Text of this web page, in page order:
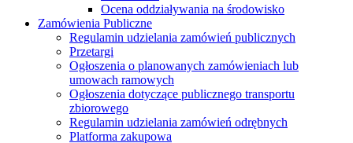
Ocena oddziaływania na środowisko
Zamówienia Publiczne
Regulamin udzielania zamówień publicznych
Przetargi
Ogłoszenia o planowanych zamówieniach lub
umowach ramowych
Ogłoszenia dotyczące publicznego transportu
zbiorowego
Regulamin udzielania zamówień odrębnych
Platforma zakupowa